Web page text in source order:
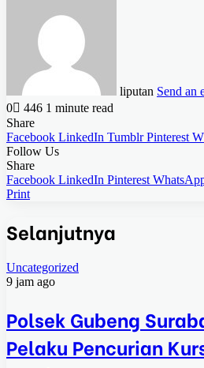
liputan Send an
0
446 1 minute read
Share
Facebook LinkedIn Tumblr Pinterest
Follow Us
Share
Facebook LinkedIn Pinterest
Print
Selanjutnya
Uncategorized
9 jam ago
Polsek Gubeng
Pelaku Pencurian